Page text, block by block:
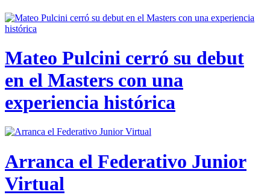
Mateo Pulcini cerró su debut
en el Masters con una
experiencia histórica
Arranca el Federativo Junior
Virtual